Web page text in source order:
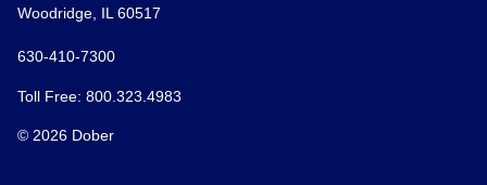
Woodridge, IL 60517
630-410-7300
Toll Free: 800.323.4983
© 2026 Dober